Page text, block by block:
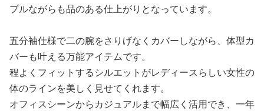
プルながらも品のある仕上がりとなっています。
五分袖仕様で二の腕をさりげなくカバーしながら、体型カ
バーも叶える万能アイテムです。
程よくフィットするシルエットがレディースらしい女性の
体のラインを美しく見せてくれます。
オフィスシーンからカジュアルまで幅広く活用でき、一年